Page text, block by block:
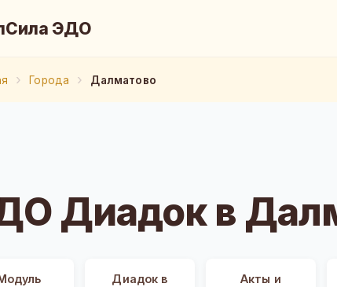
ЭДО
Города Далматово
Диадок в
Диадок в
Акты и